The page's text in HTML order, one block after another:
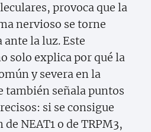
provoca que la
nervioso se torne
la luz. Este
solo explica por qué la
y severa en la
también señala puntos
si se consigue
NEAT1 o de TRPM3,